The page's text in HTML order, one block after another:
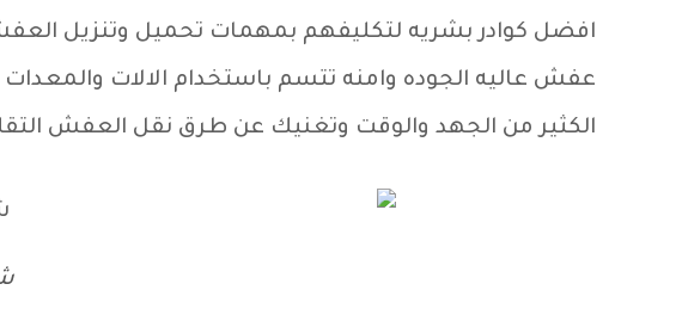
افضل كوادر بشريه لتكليفهم بمهمات تحميل وتنزيل
عفش عاليه الجوده وامنه تتسم باستخدام الالات
الكثير من الجهد والوقت وتغنيك عن طرق نقل العفش